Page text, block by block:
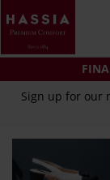
to
Content
Sign up for our